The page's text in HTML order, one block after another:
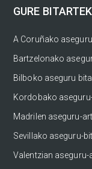
GURE
A Coruñako
Bartzelonako
Bilboko aseguru
Kordobako
Madrilen aseguru-
Sevillako aseguru-
Valentzian aseguru-